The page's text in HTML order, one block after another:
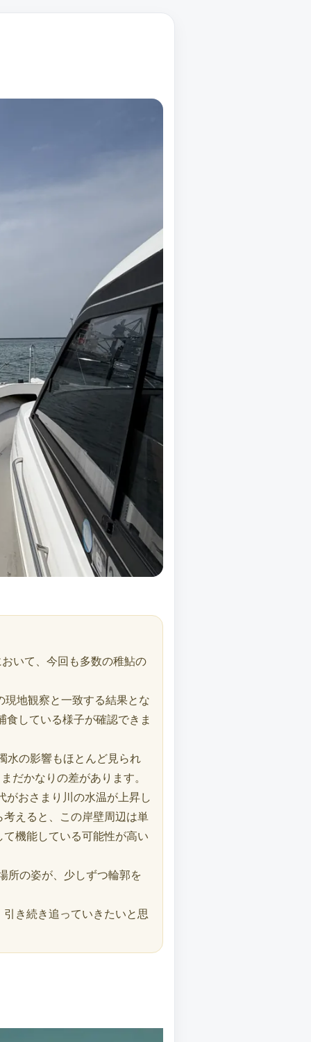
いて、今回も多数の稚鮎の
地観察と一致する結果とな
している様子が確認できま
水の影響もほとんど見られ
かなりの差があります。
おさまり川の水温が上昇し
えると、この岸壁周辺は単
機能している可能性が高い
所の姿が、少しずつ輪郭を
き続き追っていきたいと思